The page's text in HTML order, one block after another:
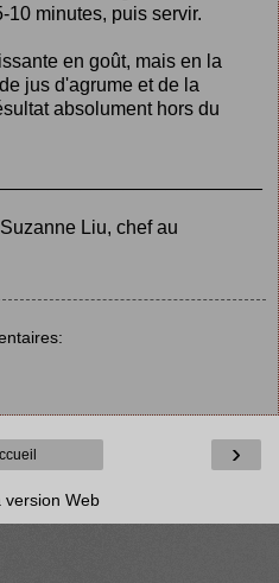
10 minutes, puis servir.
en goût, mais en la
jus d'agrume et de la
absolument hors du
Liu, chef au
›
version Web